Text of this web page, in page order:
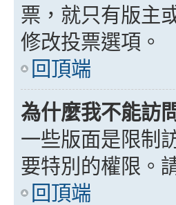
票，就只有版主
修改投票選項。
回頂端
為什麼我不能訪
一些版面是限制
要特別的權限。
回頂端